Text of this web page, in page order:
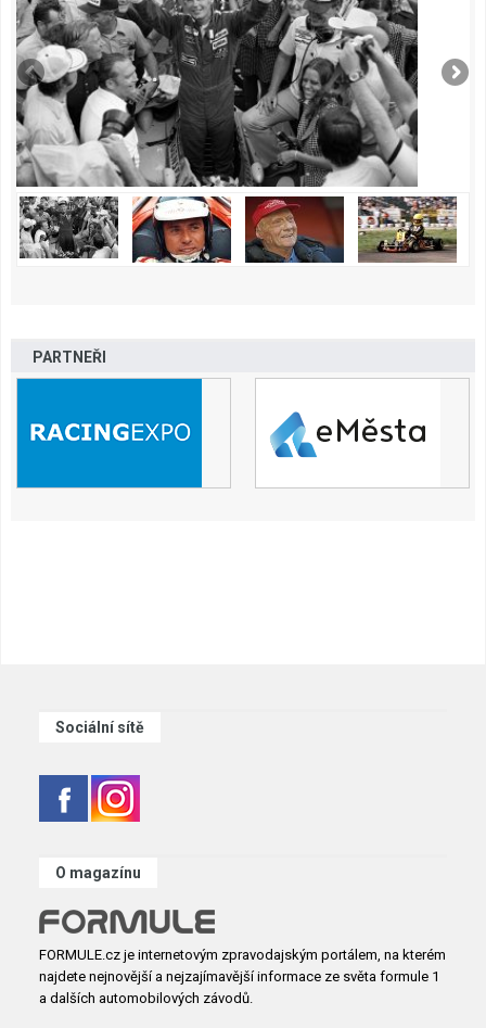
PARTNEŘI
Sociální sítě
O magazínu
FORMULE.cz je internetovým zpravodajským portálem, na kterém
najdete nejnovější a nejzajímavější informace ze světa formule 1
a dalších automobilových závodů.